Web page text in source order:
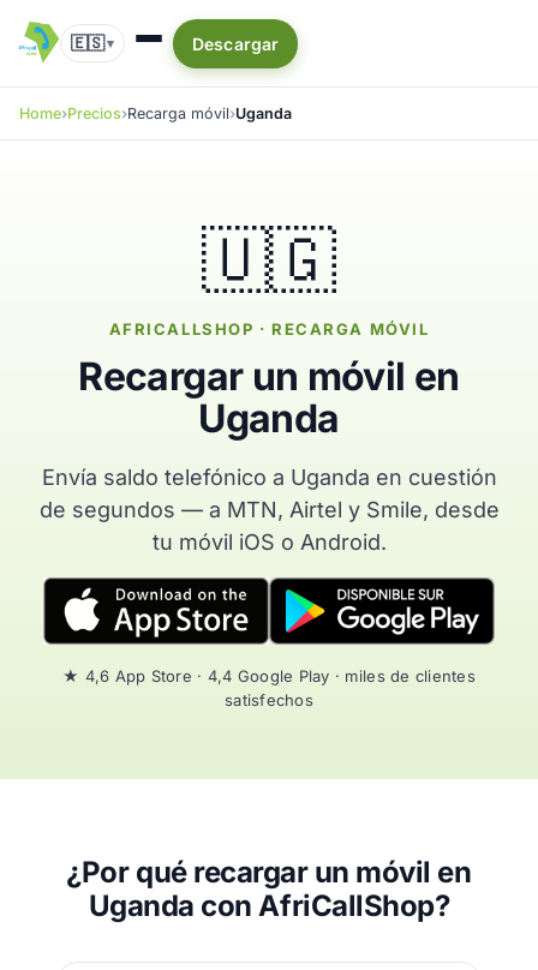
🇪🇸▾ Descargar
Home Precios Recarga móvil Uganda
🇺🇬
AFRICALLSHOP · RECARGA MÓVIL
Recargar un móvil en
Uganda
Envía saldo telefónico a Uganda en cuestión
de segundos — a MTN, Airtel y Smile, desde
tu móvil iOS o Android.
★ 4,6 App Store · 4,4 Google Play · miles de clientes
satisfechos
¿Por qué recargar un móvil en
Uganda con AfriCallShop?